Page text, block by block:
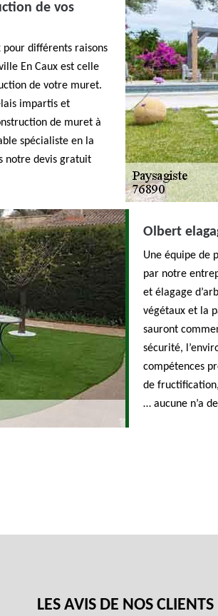
de vos
pour différents raisons
En Caux est celle
de votre muret.
impartis et
de muret à
spécialiste en la
notre devis gratuit
Olbert
Une équipe de
par notre
et élagage
végétaux et la
sauront
sécurité,
compétences
de
… aucune n’a
LES AVIS DE NOS CLIENTS